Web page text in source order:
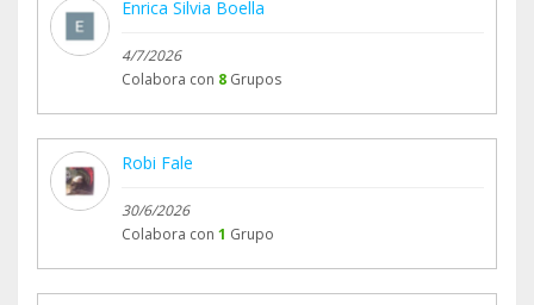
Enrica Silvia Boella
4/7/2026
Colabora con 8 Grupos
Robi Fale
30/6/2026
Colabora con 1 Grupo